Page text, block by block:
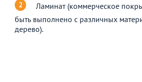
Ламинат (коммерческое
быть выполнено с различных
дерево).